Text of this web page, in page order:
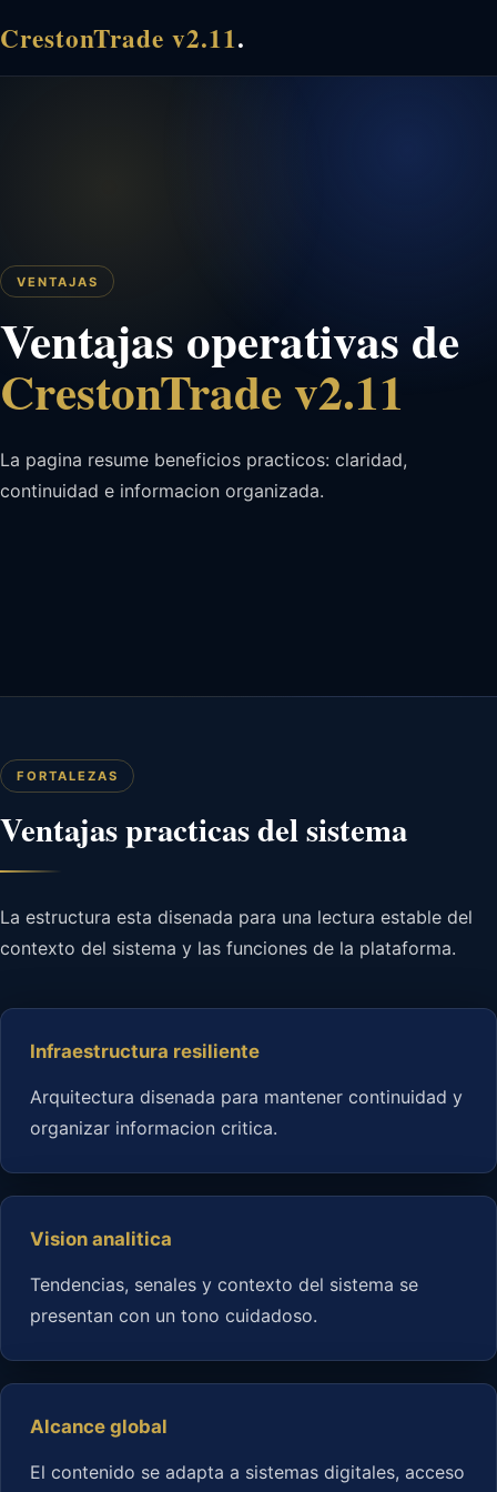
CrestonTrade v2.11.
VENTAJAS
Ventajas operativas de
CrestonTrade v2.11
La pagina resume beneficios practicos: claridad,
continuidad e informacion organizada.
FORTALEZAS
Ventajas practicas del sistema
La estructura esta disenada para una lectura estable del
contexto del sistema y las funciones de la plataforma.
Infraestructura resiliente
Arquitectura disenada para mantener continuidad y
organizar informacion critica.
Vision analitica
Tendencias, senales y contexto del sistema se
presentan con un tono cuidadoso.
Alcance global
El contenido se adapta a sistemas digitales, acceso